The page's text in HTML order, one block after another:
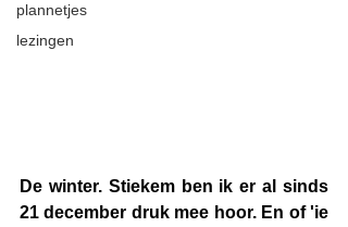
plannetjes
lezingen
De winter. Stiekem ben ik er al sinds
21 december druk mee hoor. En of 'ie